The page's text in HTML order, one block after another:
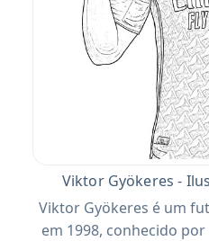
Viktor Gyökeres -
Viktor Gyökeres é um
em 1998, conhecido